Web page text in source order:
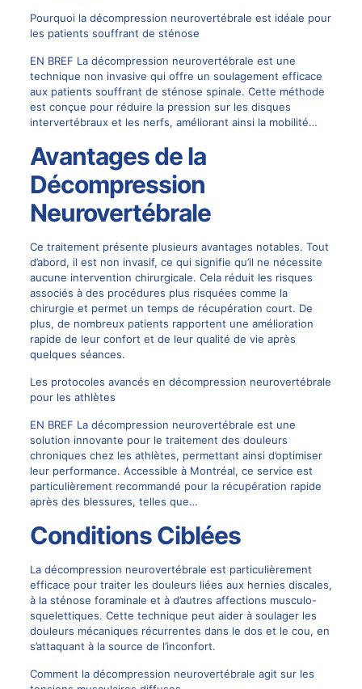
Pourquoi la décompression neurovertébrale est idéale pour
les patients souffrant de sténose
EN BREF La décompression neurovertébrale est une
technique non invasive qui offre un soulagement efficace
aux patients souffrant de sténose spinale. Cette méthode
est conçue pour réduire la pression sur les disques
intervertébraux et les nerfs, améliorant ainsi la mobilité…
Avantages de la
Décompression
Neurovertébrale
Ce traitement présente plusieurs avantages notables. Tout
d’abord, il est non invasif, ce qui signifie qu’il ne nécessite
aucune intervention chirurgicale. Cela réduit les risques
associés à des procédures plus risquées comme la
chirurgie et permet un temps de récupération court. De
plus, de nombreux patients rapportent une amélioration
rapide de leur confort et de leur qualité de vie après
quelques séances.
Les protocoles avancés en décompression neurovertébrale
pour les athlètes
EN BREF La décompression neurovertébrale est une
solution innovante pour le traitement des douleurs
chroniques chez les athlètes, permettant ainsi d’optimiser
leur performance. Accessible à Montréal, ce service est
particulièrement recommandé pour la récupération rapide
après des blessures, telles que…
Conditions Ciblées
La décompression neurovertébrale est particulièrement
efficace pour traiter les douleurs liées aux hernies discales,
à la sténose foraminale et à d’autres affections musculo-
squelettiques. Cette technique peut aider à soulager les
douleurs mécaniques récurrentes dans le dos et le cou, en
s’attaquant à la source de l’inconfort.
Comment la décompression neurovertébrale agit sur les